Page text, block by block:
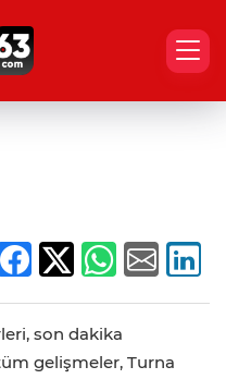
son dakika
gelişmeler, Turna